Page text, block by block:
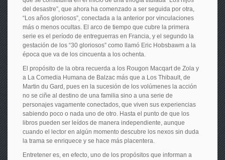
del desastre”, que ahora ha comenzado a ser seguida por otra,
“Los años gloriosos”, conectada a la anterior por vinculaciones
más o menos ocultas. El arco de tiempo que cubre la primera
serie es el período de entreguerras en Francia, y el segundo la
gestación de los “30 gloriosos” como llamó Eric Hobsbawm a la
época que va de los cincuenta a los ochenta.
El propósito de la obra recuerda a los Rougon Macqart de Zola y
a La Comedia Humana de Balzac más que a Los Thibault, de
Martin du Gard, pues en la sucesión de los volúmenes la acción
no se ciñe al destino de una familia sino a una serie de
personajes vagamente conectados, que viven sus experiencias
sabiendo poco o nada uno de otro. Hasta el punto de que los
libros pueden ser leídos de manera independiente, aunque
cuando el lector en algún momento descubre los nexos sin duda
la trama se enriquece y se hace más placentera.
Entretener es, en efecto, uno de los propósitos que informan a